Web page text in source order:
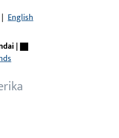
37725-00-R-1 | Apdaila | Apdaila
| English
|